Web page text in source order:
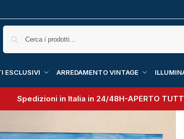
ESCLUSIVI ARREDAMENTO VINTAGE
Spedizioni in Italia in 24/48H-APERTO